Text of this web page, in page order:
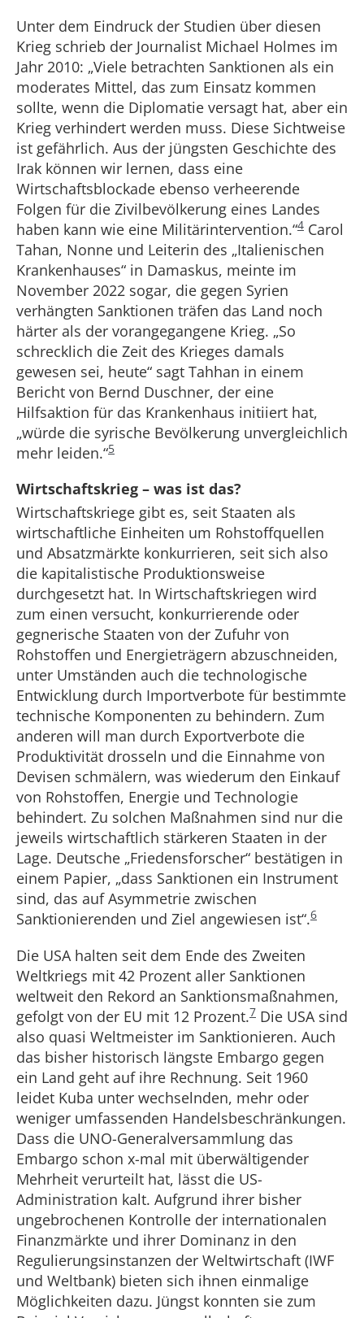
Unter dem Eindruck der Studien über diesen
Krieg schrieb der Journalist Michael Holmes im
Jahr 2010: „Viele betrachten Sanktionen als ein
moderates Mittel, das zum Einsatz kommen
sollte, wenn die Diplomatie versagt hat, aber ein
Krieg verhindert werden muss. Diese Sichtweise
ist gefährlich. Aus der jüngsten Geschichte des
Irak können wir lernen, dass eine
Wirtschaftsblockade ebenso verheerende
Folgen für die Zivilbevölkerung eines Landes
haben kann wie eine Militärintervention.“4 Carol
Tahan, Nonne und Leiterin des „Italienischen
Krankenhauses“ in Damaskus, meinte im
November 2022 sogar, die gegen Syrien
verhängten Sanktionen träfen das Land noch
härter als der vorangegangene Krieg. „So
schrecklich die Zeit des Krieges damals
gewesen sei, heute“ sagt Tahhan in einem
Bericht von Bernd Duschner, der eine
Hilfsaktion für das Krankenhaus initiiert hat,
„würde die syrische Bevölkerung unvergleichlich
mehr leiden.“5
Wirtschaftskrieg – was ist das?
Wirtschaftskriege gibt es, seit Staaten als
wirtschaftliche Einheiten um Rohstoffquellen
und Absatzmärkte konkurrieren, seit sich also
die kapitalistische Produktionsweise
durchgesetzt hat. In Wirtschaftskriegen wird
zum einen versucht, konkurrierende oder
gegnerische Staaten von der Zufuhr von
Rohstoffen und Energieträgern abzuschneiden,
unter Umständen auch die technologische
Entwicklung durch Importverbote für bestimmte
technische Komponenten zu behindern. Zum
anderen will man durch Exportverbote die
Produktivität drosseln und die Einnahme von
Devisen schmälern, was wiederum den Einkauf
von Rohstoffen, Energie und Technologie
behindert. Zu solchen Maßnahmen sind nur die
jeweils wirtschaftlich stärkeren Staaten in der
Lage. Deutsche „Friedensforscher“ bestätigen in
einem Papier, „dass Sanktionen ein Instrument
sind, das auf Asymmetrie zwischen
Sanktionierenden und Ziel angewiesen ist“.6
Die USA halten seit dem Ende des Zweiten
Weltkriegs mit 42 Prozent aller Sanktionen
weltweit den Rekord an Sanktionsmaßnahmen,
gefolgt von der EU mit 12 Prozent.7 Die USA sind
also quasi Weltmeister im Sanktionieren. Auch
das bisher historisch längste Embargo gegen
ein Land geht auf ihre Rechnung. Seit 1960
leidet Kuba unter wechselnden, mehr oder
weniger umfassenden Handelsbeschränkungen.
Dass die UNO-Generalversammlung das
Embargo schon x-mal mit überwältigender
Mehrheit verurteilt hat, lässt die US-
Administration kalt. Aufgrund ihrer bisher
ungebrochenen Kontrolle der internationalen
Finanzmärkte und ihrer Dominanz in den
Regulierungsinstanzen der Weltwirtschaft (IWF
und Weltbank) bieten sich ihnen einmalige
Möglichkeiten dazu. Jüngst konnten sie zum